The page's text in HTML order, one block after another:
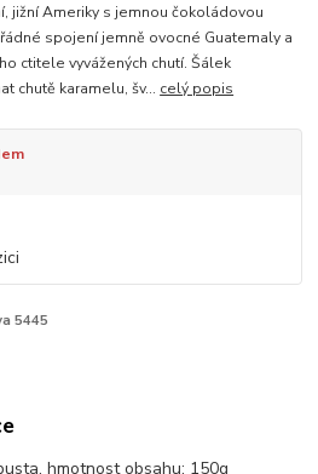
jižní Ameriky s jemnou čokoládovou
spojení jemně ovocné Guatemaly a
ctitele vyvážených chutí. Šálek
chutě karamelu, šv... celý popis
5445
hmotnost obsahu: 150g